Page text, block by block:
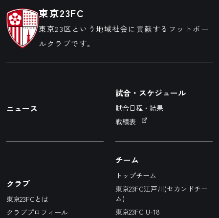
東京23FC
東京23区という地域社会に貢献するフットボー
ルクラブです。
ニュース
クラブ
東京23FCとは
クラブプロフィール
チーム
トップチーム
東京23FC江戸川(セカンドチー
ム)
東京23FC U-18
試合・スケジュール
試合日程・結果
戦績表